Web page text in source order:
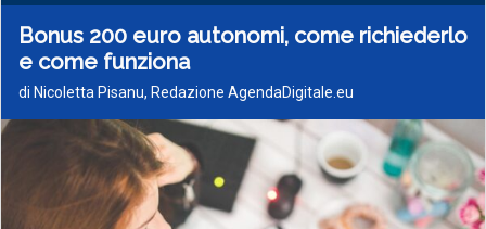
Bonus 200 euro autonomi, come richiederlo
e come funziona
di Nicoletta Pisanu, Redazione AgendaDigitale.eu